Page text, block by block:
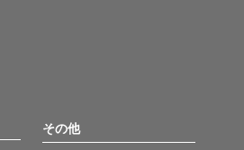
その他